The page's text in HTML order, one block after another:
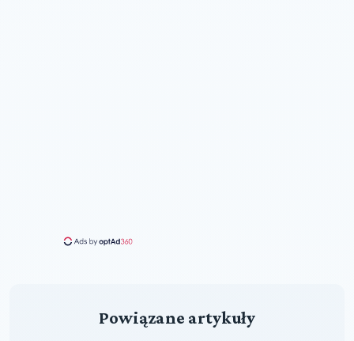
Powiązane artykuły